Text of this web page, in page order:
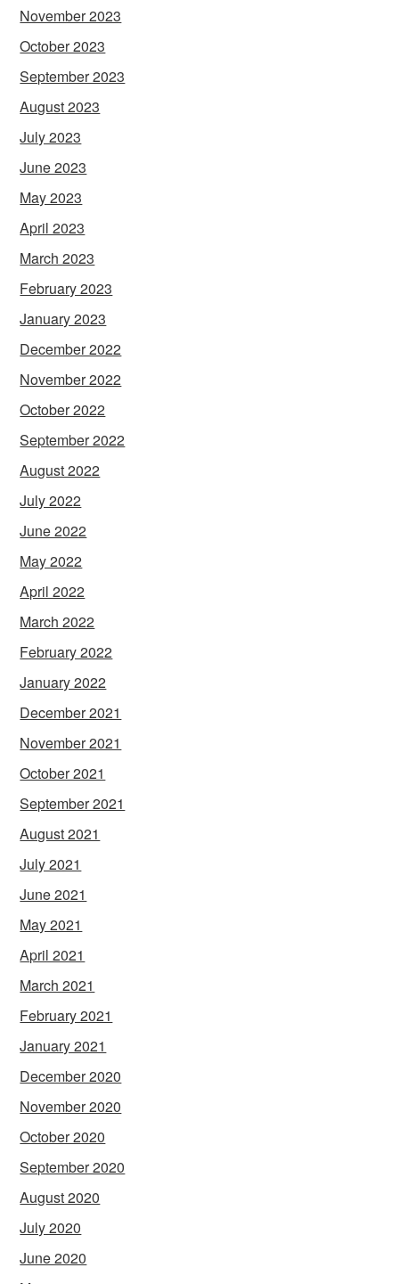
November 2023
October 2023
September 2023
August 2023
July 2023
June 2023
May 2023
April 2023
March 2023
February 2023
January 2023
December 2022
November 2022
October 2022
September 2022
August 2022
July 2022
June 2022
May 2022
April 2022
March 2022
February 2022
January 2022
December 2021
November 2021
October 2021
September 2021
August 2021
July 2021
June 2021
May 2021
April 2021
March 2021
February 2021
January 2021
December 2020
November 2020
October 2020
September 2020
August 2020
July 2020
June 2020